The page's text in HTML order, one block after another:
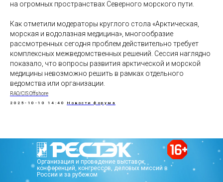
на огромных пространствах Северного морского пути.
Как отметили модераторы круглого стола «Арктическая,
морская и водолазная медицина», многообразие
рассмотренных сегодня проблем действительно требует
комплексных межведомственных решений. Сессия наглядно
показало, что вопросы развития арктической и морской
медицины невозможно решить в рамках отдельного
ведомства или организации.
RAO/CIS Offshore
2025-10-10 14:40 Новости форума
Организация и проведение выставок,
конференций, конгрессов, деловых миссий в
России и за рубежом